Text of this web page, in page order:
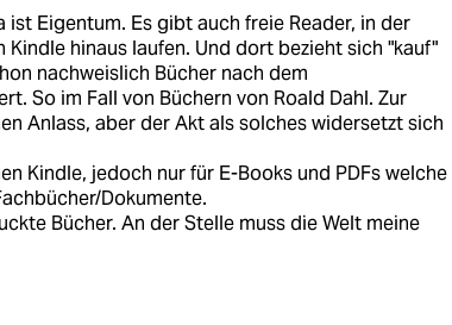
Eigentum. Es gibt auch freie Reader, in der
hinaus laufen. Und dort bezieht sich "kauf"
nachweislich Bücher nach dem
So im Fall von Büchern von Roald Dahl. Zur
Anlass, aber der Akt als solches widersetzt sich
Kindle, jedoch nur für E-Books und PDFs welche
Dokumente.
Bücher. An der Stelle muss die Welt meine